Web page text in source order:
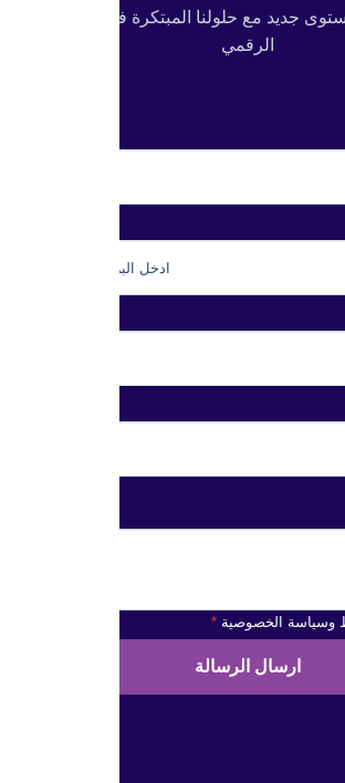
جديد مع حلولنا المبتكرة في التسويق
الرقمي
وسياسة الخصوصية
ارسال الرسالة